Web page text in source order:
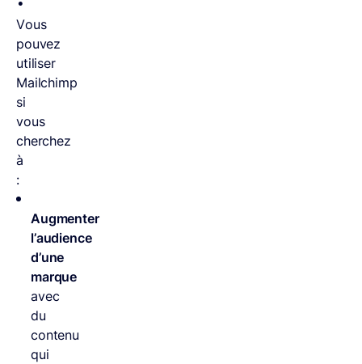
Vous
pouvez
utiliser
Mailchimp
si
vous
cherchez
à
:
Augmenter
l’audience
d’une
marque
avec
du
contenu
qui